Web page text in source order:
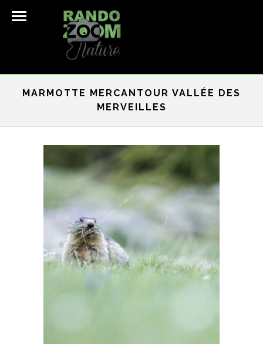
MARMOTTE MERCANTOUR VALLÉE DES
MERVEILLES